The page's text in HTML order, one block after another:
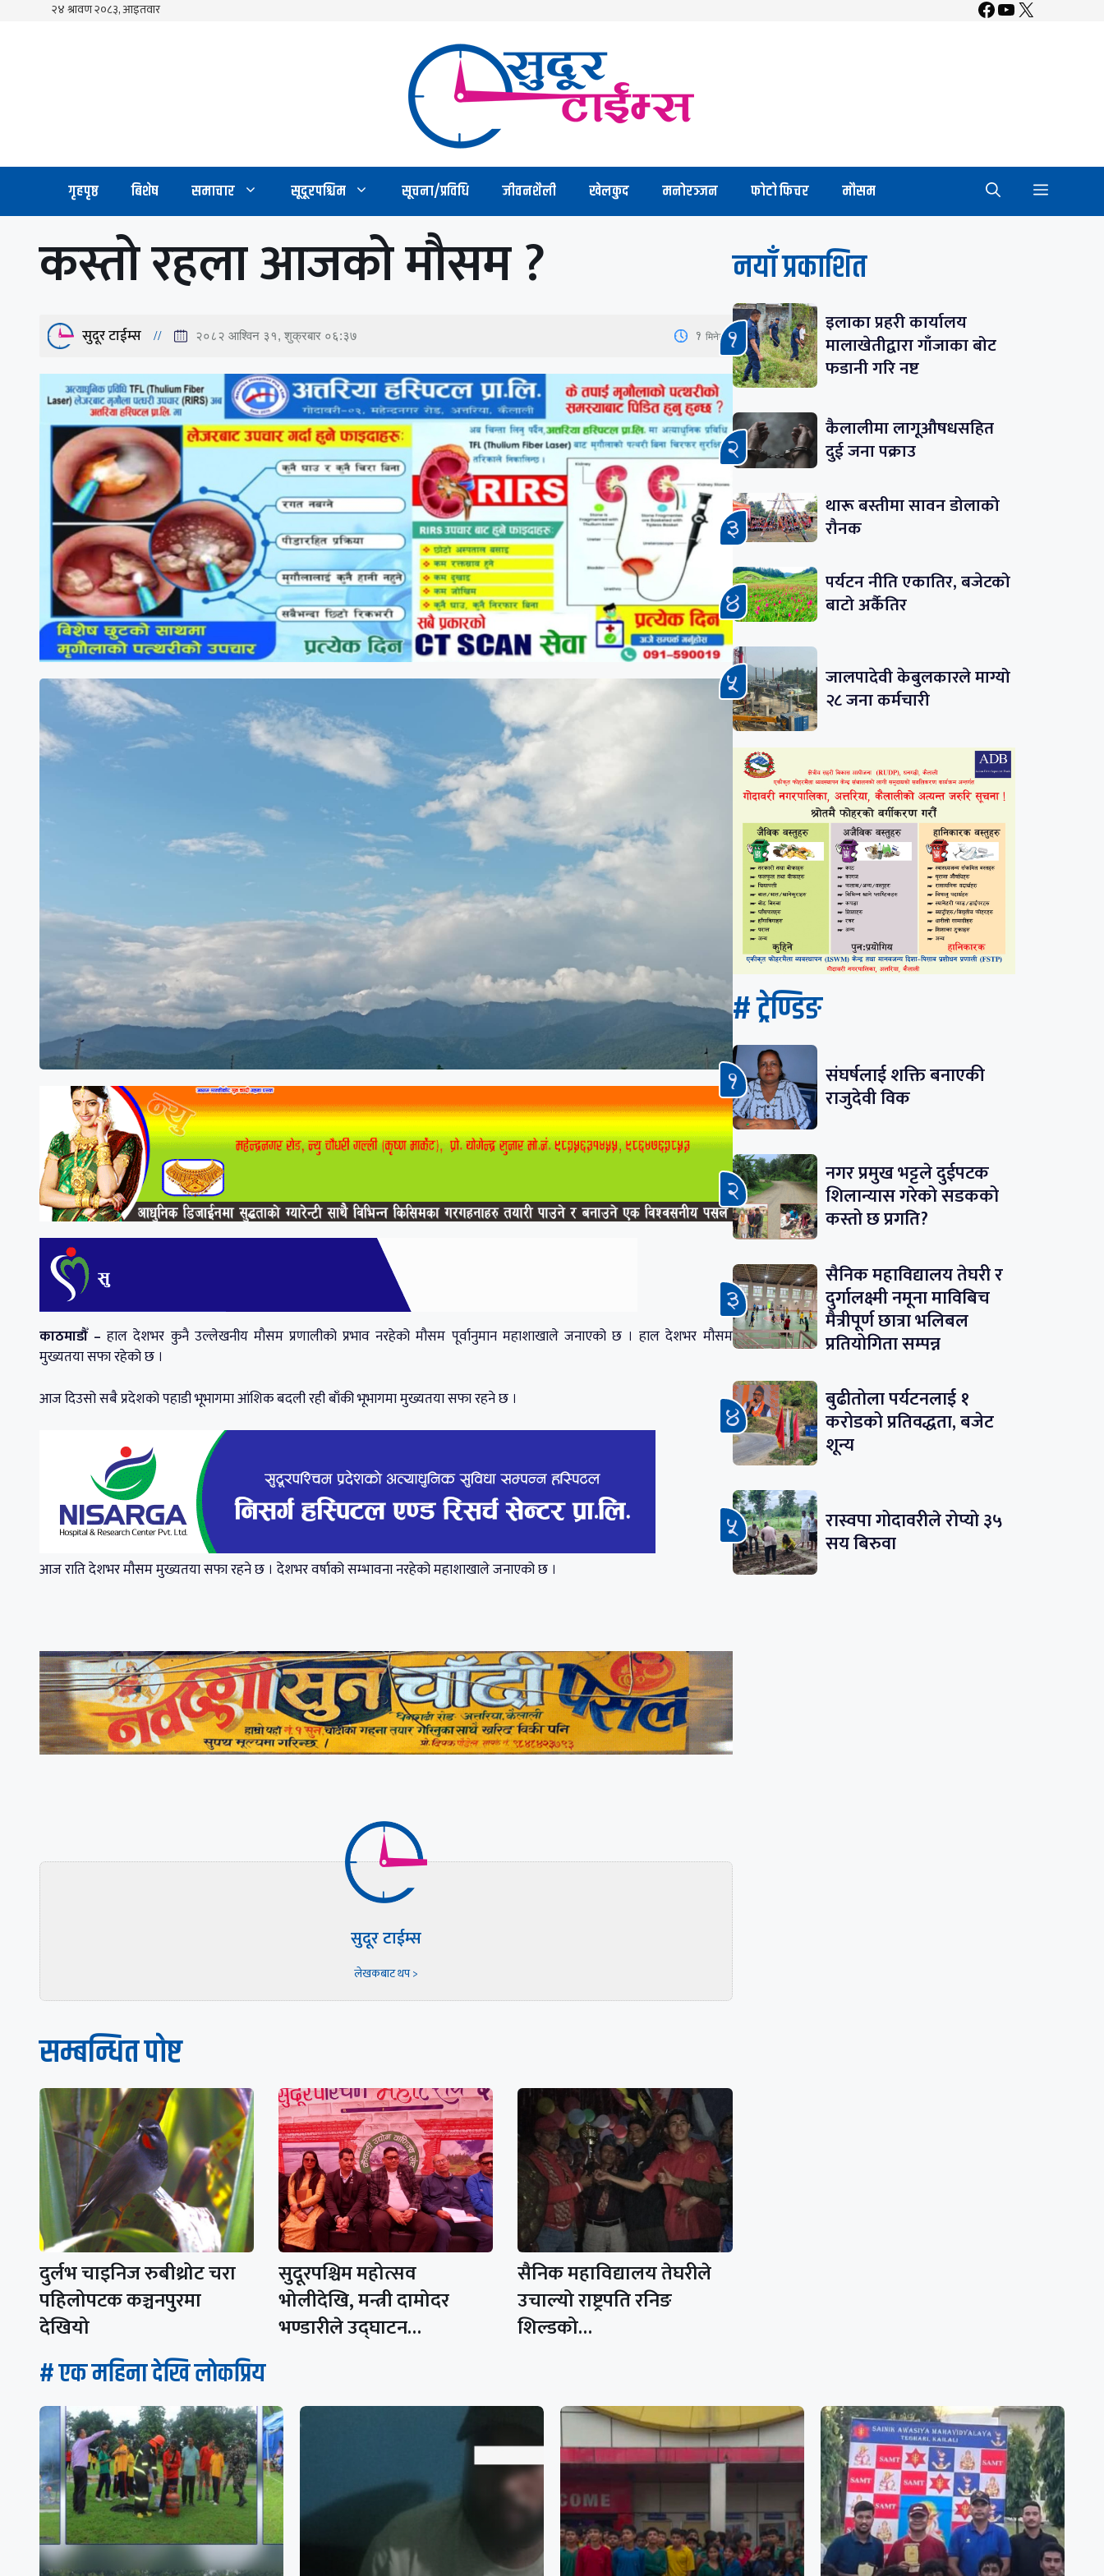
Facebook
YouTube
X
गृहपृष्ठ बिशेष समाचार सूदूरपश्चिम सूचना/प्रविधि जीवनशैली खेलकुद मनोरञ्जन फाेटाे फिचर माैसम
कस्तो रहला आजको मौसम ?
सुदूर टाईम्स २०८२ आश्विन ३१, शुक्रबार ०६:३७ 1 मिनेट
काठमाडौँ – हाल देशभर कुनै उल्लेखनीय मौसम प्रणालीको प्रभाव नरहेको मौसम पूर्वानुमान महाशाखाले जनाएको छ । हाल देशभर मौसम
मुख्यतया सफा रहेको छ ।
आज दिउसो सबै प्रदेशको पहाडी भूभागमा आंशिक बदली रही बाँकी भूभागमा मुख्यतया सफा रहने छ ।
आज राति देशभर मौसम मुख्यतया सफा रहने छ । देशभर वर्षाको सम्भावना नरहेको महाशाखाले जनाएको छ ।
सुदूर टाईम्स
लेखकबाट थप >
सम्बन्धित पाेष्ट
दुर्लभ चाइनिज रुबीथ्रोट चरा
पहिलोपटक कञ्चनपुरमा
देखियो
सुदूरपश्चिम महोत्सव
भोलीदेखि, मन्त्री दामोदर
भण्डारीले उद्घाटन…
सैनिक महाविद्यालय तेघरीले
उचाल्यो राष्ट्रपति रनिङ
शिल्डको…
नयाँ प्रकाशित
इलाका प्रहरी कार्यालय
मालाखेतीद्वारा गाँजाका बोट
फडानी गरि नष्ट
कैलालीमा लागूऔषधसहित
दुई जना पक्राउ
थारू बस्तीमा सावन डोलाको
रौनक
पर्यटन नीति एकातिर, बजेटको
बाटो अर्कैतिर
जालपादेवी केबुलकारले माग्यो
२८ जना कर्मचारी
# ट्रेण्डिङ
संघर्षलाई शक्ति बनाएकी
राजुदेवी विक
नगर प्रमुख भट्टले दुईपटक
शिलान्यास गरेको सडकको
कस्तो छ प्रगति?
सैनिक महाविद्यालय तेघरी र
दुर्गालक्ष्मी नमूना माविबिच
मैत्रीपूर्ण छात्रा भलिबल
प्रतियोगिता सम्पन्न
बुढीतोला पर्यटनलाई १
करोडको प्रतिवद्धता, बजेट
शून्य
रास्वपा गोदावरीले रोप्यो ३५
सय बिरुवा
# एक महिना देखि लाेकप्रिय